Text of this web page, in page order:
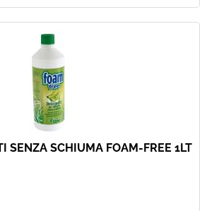
SENZA SCHIUMA FOAM-FREE 1LT